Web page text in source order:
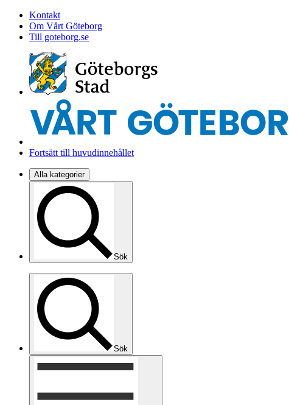
Kontakt
Om Vårt Göteborg
Till goteborg.se
Fortsätt till huvudinnehållet
Alla kategorier
Sök
Sök